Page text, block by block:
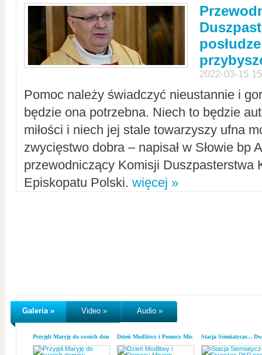
2022-03-15
Pomoc należy świadczyć nieustannie i
będzie ona potrzebna. Niech to będzie
miłości i niech jej stale towarzyszy ufna
zwycięstwo dobra – napisał w Słowie bp
przewodniczący Komisji Duszpasterstwa
Episkopatu Polski. więcej »
Galeria » Video » Audio »
Przyjęli Maryję do swoich domówDzień Modlitwy i Pomocy MisjomStacja Siemiatycze...